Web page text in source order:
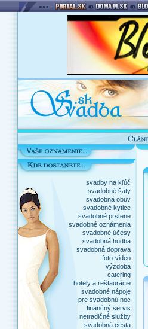
svadby na kľúč
svadobné šaty
svadobná obuv
svadobné kytice
svadobné prstene
svadobné oznámenia
svadobné účesy
svadobná hudba
svadobná doprava
foto-video
výzdoba
catering
hotely a reštaurácie
svadobné nápoje
pre svadobnú noc
finančný servis
netradičné služby
svadobná cesta